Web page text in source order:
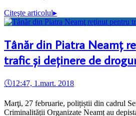
Citeşte articolul▸
Tânăr din Piatra Neamţ
trafic şi deţinere de
🕔12:47, 1.mart. 2018
Marţi, 27 februarie, polițiștii din cadrul
Criminalității Organizate Neamț au